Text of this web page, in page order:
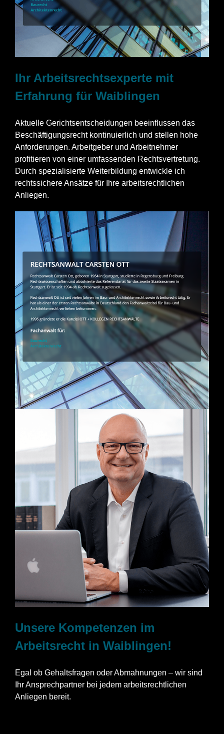
Ihr Arbeitsrechtsexperte mit
Erfahrung für Waiblingen
Aktuelle Gerichtsentscheidungen beeinflussen das
Beschäftigungsrecht kontinuierlich und stellen hohe
Anforderungen. Arbeitgeber und Arbeitnehmer
profitieren von einer umfassenden Rechtsvertretung.
Durch spezialisierte Weiterbildung entwickle ich
rechtssichere Ansätze für Ihre arbeitsrechtlichen
Anliegen.
Unsere Kompetenzen im
Arbeitsrecht in Waiblingen!
Egal ob Gehaltsfragen oder Abmahnungen – wir sind
Ihr Ansprechpartner bei jedem arbeitsrechtlichen
Anliegen bereit.